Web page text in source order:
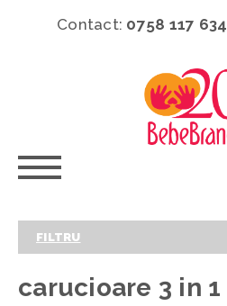
Contact: 0758 117 634
FILTRU
carucioare 3 in 1